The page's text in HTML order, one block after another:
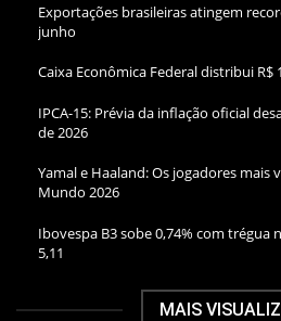
Exportações brasileiras atingem
junho
Caixa Econômica Federal distribui R$
IPCA-15: Prévia da inflação oficial
de 2026
Yamal e Haaland: Os jogadores mais
Mundo 2026
Ibovespa B3 sobe 0,74% com trégua
5,11
MAIS